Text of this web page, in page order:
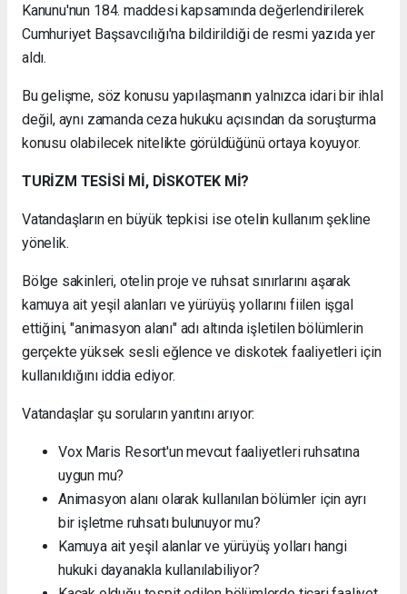
Kanunu'nun 184. maddesi kapsamında değerlendirilerek
Cumhuriyet Başsavcılığı'na bildirildiği de resmi yazıda yer
aldı.
Bu gelişme, söz konusu yapılaşmanın yalnızca idari bir ihlal
değil, aynı zamanda ceza hukuku açısından da soruşturma
konusu olabilecek nitelikte görüldüğünü ortaya koyuyor.
TURİZM TESİSİ Mİ, DİSKOTEK Mİ?
Vatandaşların en büyük tepkisi ise otelin kullanım şekline
yönelik.
Bölge sakinleri, otelin proje ve ruhsat sınırlarını aşarak
kamuya ait yeşil alanları ve yürüyüş yollarını fiilen işgal
ettiğini, "animasyon alanı" adı altında işletilen bölümlerin
gerçekte yüksek sesli eğlence ve diskotek faaliyetleri için
kullanıldığını iddia ediyor.
Vatandaşlar şu soruların yanıtını arıyor:
Vox Maris Resort'un mevcut faaliyetleri ruhsatına
uygun mu?
Animasyon alanı olarak kullanılan bölümler için ayrı
bir işletme ruhsatı bulunuyor mu?
Kamuya ait yeşil alanlar ve yürüyüş yolları hangi
hukuki dayanakla kullanılabiliyor?